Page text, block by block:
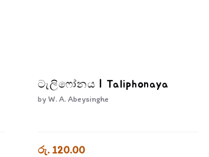
ටැලිෆෝනය | Taliphonaya
by W. A. Abeysinghe
රු. 120.00